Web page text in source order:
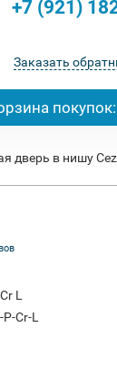
+7 (921)
Заказать
покупок
дверь в нишу
L
Cr-L